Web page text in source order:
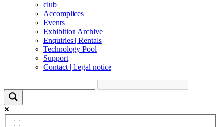
club
Accomplices
Events
Exhibition Archive
Enquiries | Rentals
Technology Pool
Support
Contact | Legal notice